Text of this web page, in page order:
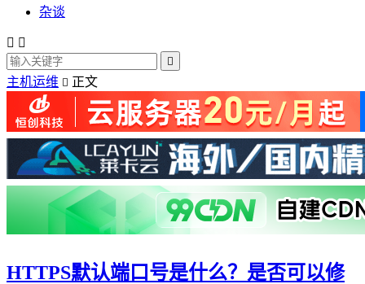
杂谈
 

主机运维  正文
HTTPS默认端口号是什么？是否可以修